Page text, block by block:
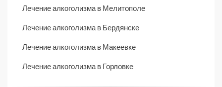
Лечение алкоголизма в Мелитополе
Лечение алкоголизма в Бердянске
Лечение алкоголизма в Макеевке
Лечение алкоголизма в Горловке